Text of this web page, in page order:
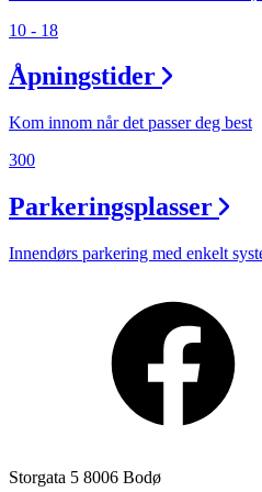
Praktisk informasjon
Kundeklubb
10 - 18
Åpningstider
Kom innom når det passer deg best
300
Parkeringsplasser
Innendørs parkering med enkelt
Storgata 5 8006 Bodø